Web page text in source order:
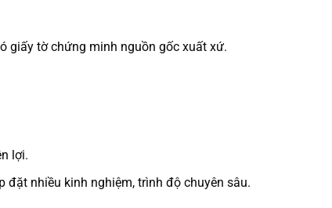
giấy tờ chứng minh nguồn gốc xuất xứ.
lợi.
nhiều kinh nghiệm, trình độ chuyên sâu.